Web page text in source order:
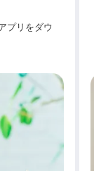
プリをダウ